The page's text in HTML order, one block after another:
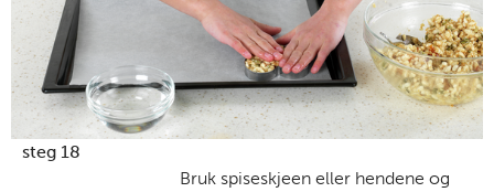
FØR DU STARTER
LÆR MER
steg 18
Bruk spiseskjeen eller hendene og